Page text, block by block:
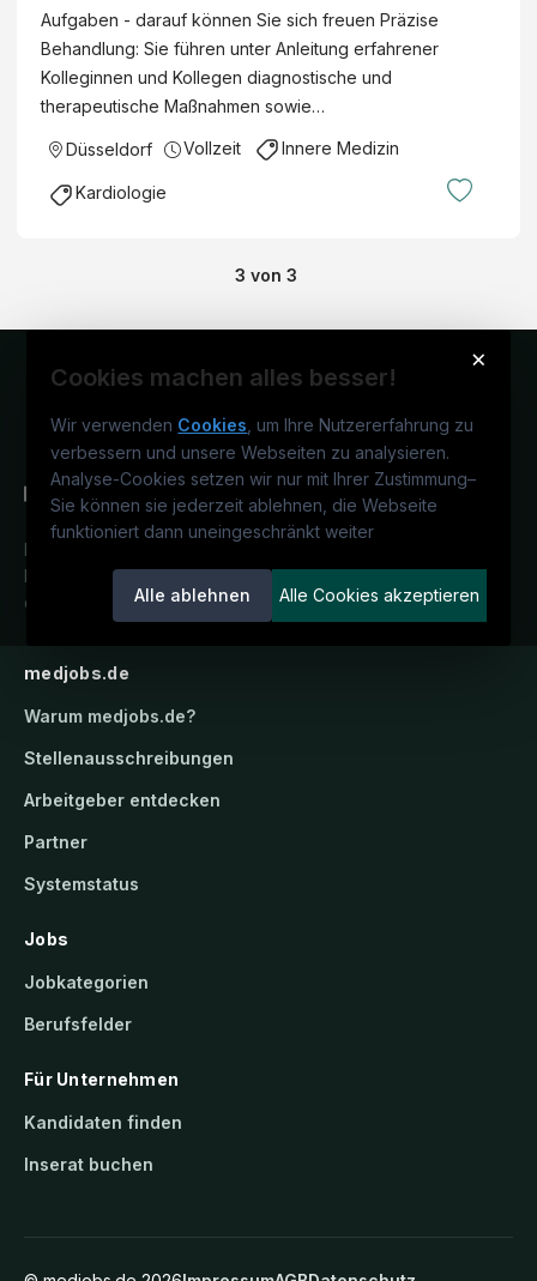
Aufgaben - darauf können Sie sich freuen Präzise
Behandlung: Sie führen unter Anleitung erfahrener
Kolleginnen und Kollegen diagnostische und
therapeutische Maßnahmen sowie…
Düsseldorf Vollzeit Innere Medizin
Kardiologie
3 von 3
×
Cookies machen alles besser!
Wir verwenden Cookies , um Ihre Nutzererfahrung zu
verbessern und unsere Webseiten zu analysieren.
Analyse-Cookies setzen wir nur mit Ihrer Zustimmung–
Sie können sie jederzeit ablehnen, die Webseite
funktioniert dann uneingeschränkt weiter
Alle ablehnen Alle Cookies akzeptieren
Deutschlands medizinisches
Karriereportal.Ein Service der
candidatis GmbH.
medjobs.de
Warum medjobs.de?
Stellenausschreibungen
Arbeitgeber entdecken
Partner
Systemstatus
Jobs
Jobkategorien
Berufsfelder
Für Unternehmen
Kandidaten finden
Inserat buchen